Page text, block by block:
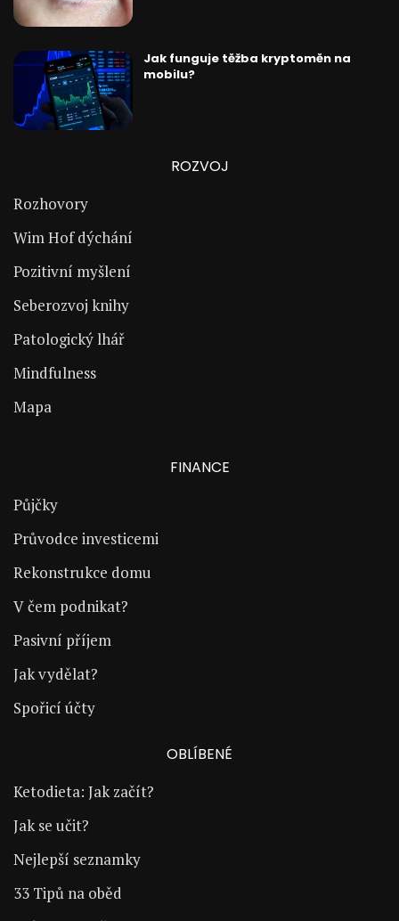
Jak funguje těžba kryptoměn na
mobilu?
ROZVOJ
Rozhovory
Wim Hof dýchání
Pozitivní myšlení
Seberozvoj knihy
Patologický lhář
Mindfulness
Mapa
FINANCE
Půjčky
Průvodce investicemi
Rekonstrukce domu
V čem podnikat?
Pasivní příjem
Jak vydělat?
Spořicí účty
OBLÍBENÉ
Ketodieta: Jak začít?
Jak se učit?
Nejlepší seznamky
33 Tipů na oběd